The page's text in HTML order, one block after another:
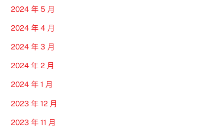
2024 年 5 月
2024 年 4 月
2024 年 3 月
2024 年 2 月
2024 年 1 月
2023 年 12 月
2023 年 11 月